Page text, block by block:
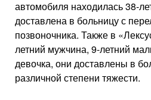
автомобиля находилась 38-
доставлена в больницу с
позвоночника. Также в
летний мужчина, 9-летний
девочка, они доставлены в
различной степени тяжести.